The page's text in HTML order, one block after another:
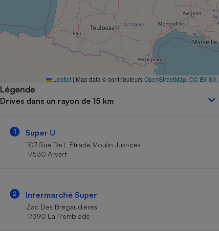
Leaflet | Map data © contributeursOpenStreetMap CC-BY-SA
Légende
Drives dans un rayon de 15 km
1 Super U
107 Rue De L Etrade Moulin Justices
17530 Arvert
2 Intermarché Super
Zac Des Brégaudières
17390 La Tremblade
Complément
alimentaire
Assurance emprunteur
Petit électroménager -
Mutuelle